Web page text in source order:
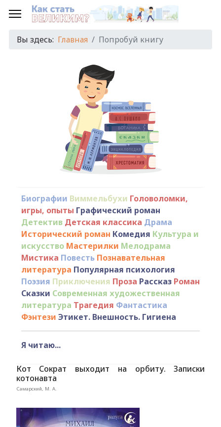
Вы здесь: Главная Попробуй книгу
Биографии Виммельбухи Головоломки,
игры, опыты Графический роман
Детектив Детская классика Драма
Исторический роман Комедия Культура и
искусство Мастерилки Мелодрама
Мистика Повесть Познавательная
литература Популярная психология
Поэзия Приключения Проза Рассказ Роман
Сказки Современная художественная
литература Трагедия Фантастика
Фэнтези Этикет. Внешность. Гигиена
Я читаю...
Кот Сократ выходит на орбиту. Записки
котонавта
Самарский, М. А.